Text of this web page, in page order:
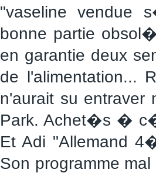
"vaseline vendue
bonne partie
en garantie deux
de l'alimentation...
n'aurait su entraver
Park. Achet�s �
Et Adi "Allemand
Son programme